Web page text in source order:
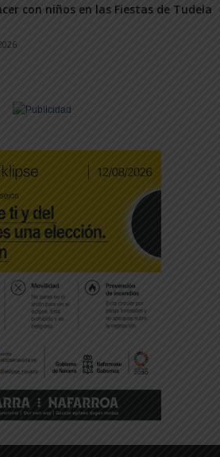
con niños en las Fiestas de Tudela